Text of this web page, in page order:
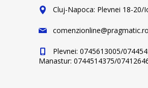
Cluj-Napoca: Plevnei 18-20/
comenzionline@pragmatic.ro
Plevnei: 0745613005/
Manastur: 0744514375/